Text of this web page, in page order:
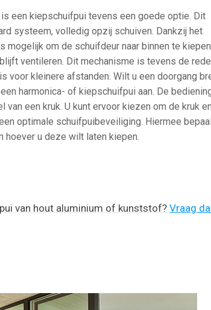
een kiepschuifpui tevens een goede optie. Dit
systeem, volledig opzij schuiven. Dankzij het
mogelijk om de schuifdeur naar binnen te
ventileren. Dit mechanisme is tevens de
voor kleinere afstanden. Wilt u een doorgang
harmonica- of kiepschuifpui aan. De
een kruk. U kunt ervoor kiezen om de kruk
optimale schuifpuibeveiliging. Hiermee
hoever u deze wilt laten kiepen.
van hout aluminium of kunststof?Vraag